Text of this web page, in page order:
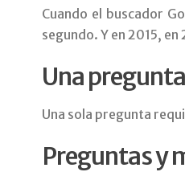
Cuando el buscador
segundo. Y en 2015,
Una
Una sola pregunta
Preguntas y